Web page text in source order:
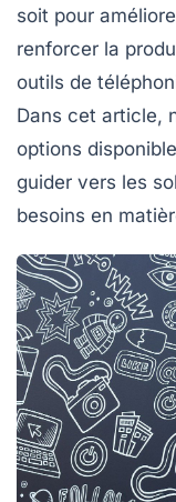
soit pour
renforcer la
outils de
Dans cet article,
options
guider vers les
besoins en